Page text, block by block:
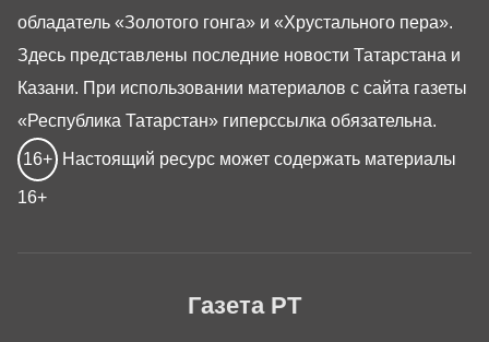
Газета РТ
обладатель «Золотого гонга» и «Хрустального пера».
Здесь представлены последние новости Татарстана и
Казани. При использовании материалов с сайта газеты
«Республика Татарстан» гиперссылка обязательна.
16+ Настоящий ресурс может содержать материалы
16+